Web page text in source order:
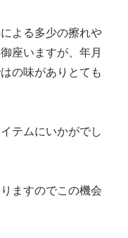
よる多少の擦れや
座いますが、年月
の味がありとても
テムにいかがでし
ますのでこの機会